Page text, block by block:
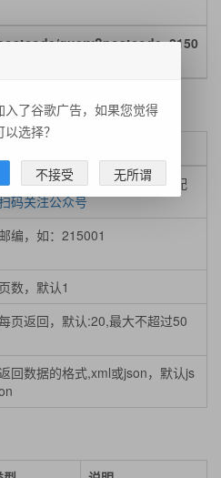
query?postcode=2150
用APPKEY，申请数据系统分配
码关注公众号
邮编，如：215001
页数，默认1
页返回，默认:20,最大不超过50
回数据的格式,xml或json，默认js
入了谷歌广告，如果您觉得
选择？
不接受 无所谓